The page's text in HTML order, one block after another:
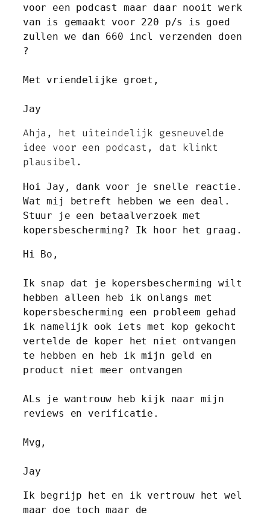
voor een podcast maar daar nooit werk
van is gemaakt voor 220 p/s is goed
zullen we dan 660 incl verzenden doen
?
Met vriendelijke groet,
Jay
Ahja, het uiteindelijk gesneuvelde
idee voor een podcast, dat klinkt
plausibel.
Hoi Jay, dank voor je snelle reactie.
Wat mij betreft hebben we een deal.
Stuur je een betaalverzoek met
kopersbescherming? Ik hoor het graag.
Hi Bo,
Ik snap dat je kopersbescherming wilt
hebben alleen heb ik onlangs met
kopersbescherming een probleem gehad
ik namelijk ook iets met kop gekocht
vertelde de koper het niet ontvangen
te hebben en heb ik mijn geld en
product niet meer ontvangen
ALs je wantrouw heb kijk naar mijn
reviews en verificatie.
Mvg,
Jay
Ik begrijp het en ik vertrouw het wel
maar doe toch maar de